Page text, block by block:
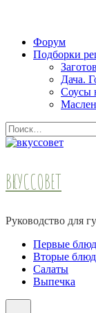
Skip
Форум
Подборки
Дача.
Соусы
Найти:
ВКУССОВЕТ
Руководство для
Первые
Вторые
Салаты
Выпечка